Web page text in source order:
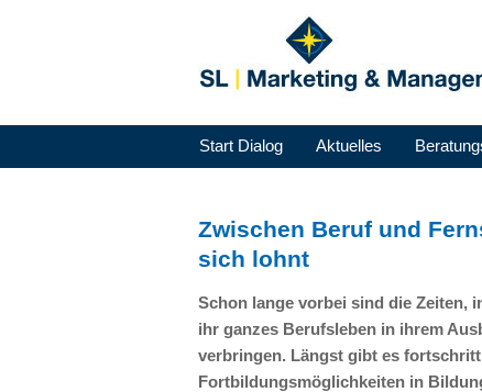
Start Dialog Aktuelles
Zwischen Beruf und
sich lohnt
Schon lange vorbei sind die Zeiten,
ihr ganzes Berufsleben in ihrem
verbringen. Längst gibt es
Fortbildungsmöglichkeiten in